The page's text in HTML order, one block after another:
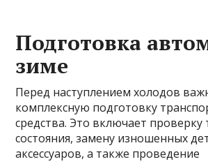
Подготовка
зиме
Перед наступлением холодов
комплексную подготовку
средства. Это включает проверку
состояния, замену изношенных
аксессуаров, а также проведение